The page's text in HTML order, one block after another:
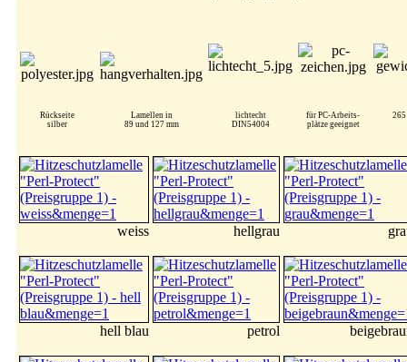
Rückseite
silber
Lamellen in
89 und 127 mm
lichtecht
DIN54004
für PC-Arbeits-
plätze geeignet
265
weiss hellgrau
hell blau petrol